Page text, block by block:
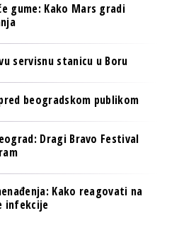
gume: Kako Mars gradi
servisnu stanicu u Boru
beogradskom publikom
Dragi Bravo Festival
Kako reagovati na
infekcije